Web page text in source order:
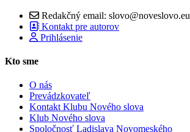
Redakčný email: slovo@noveslovo.eu
Kontakt pre autorov
Prihlásenie
Kto sme
O nás
Prevádzkovateľ
Kontakt Klubu Nového slova
Klub Nového slova
Spoločnosť Ladislava Novomeského